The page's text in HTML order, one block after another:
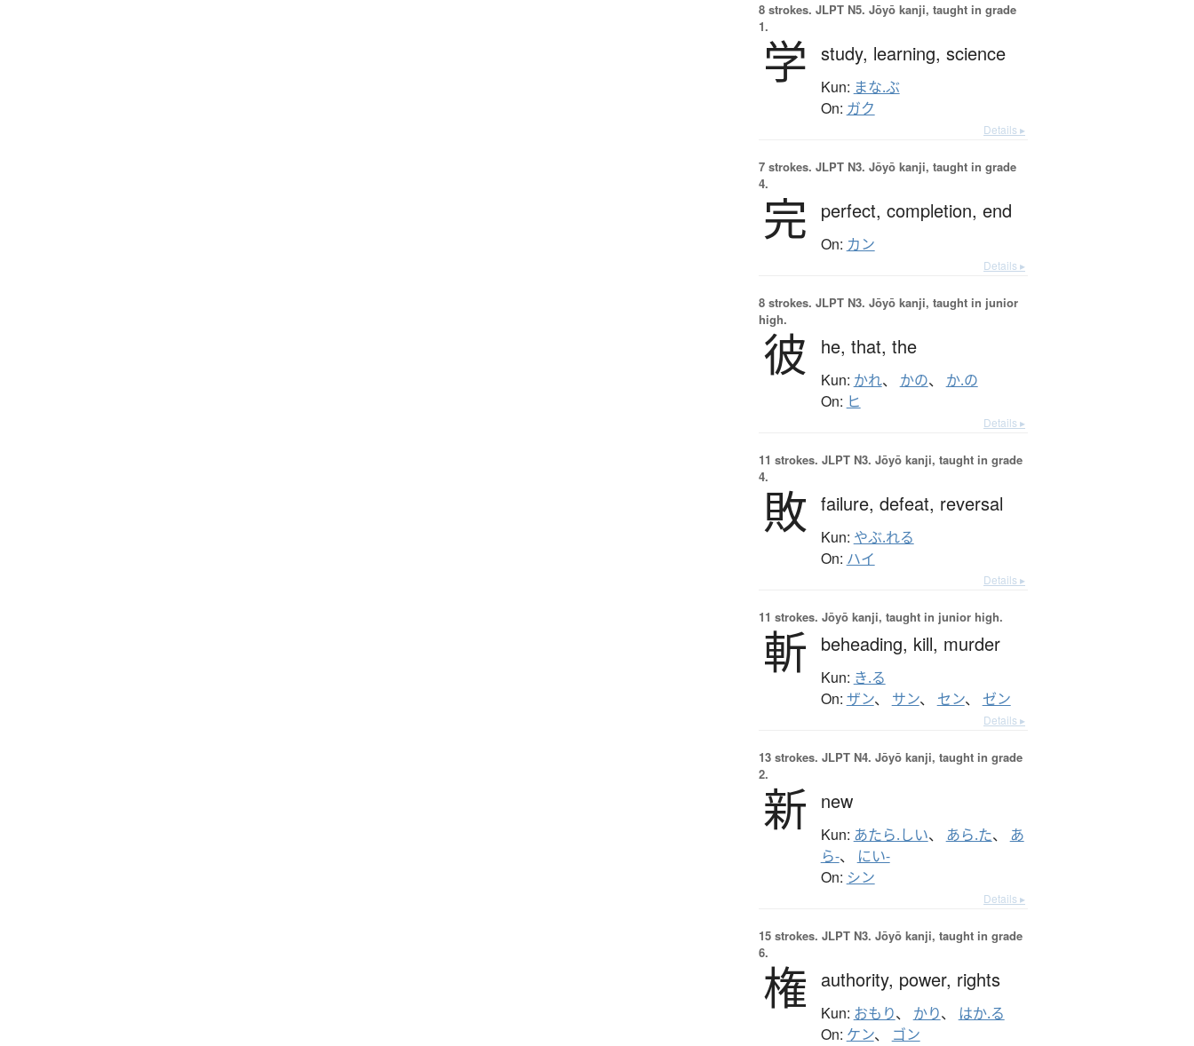
8 strokes. JLPT N5. Jōyō kanji, taught in grade
1.
学 study, learning, science
Kun: まな.ぶ
On: ガク
Details ▸
7 strokes. JLPT N3. Jōyō kanji, taught in grade
4.
完 perfect, completion, end
On: カン
Details ▸
8 strokes. JLPT N3. Jōyō kanji, taught in junior
high.
彼 he, that, the
Kun: かれ、 かの、 か.の
On: ヒ
Details ▸
11 strokes. JLPT N3. Jōyō kanji, taught in grade
4.
敗 failure, defeat, reversal
Kun: やぶ.れる
On: ハイ
Details ▸
11 strokes. Jōyō kanji, taught in junior high.
斬 beheading, kill, murder
Kun: き.る
On: ザン、 サン、 セン、 ゼン
Details ▸
13 strokes. JLPT N4. Jōyō kanji, taught in grade
2.
新 new
Kun: あたら.しい、 あら.た、 あ
ら-、 にい-
On: シン
Details ▸
15 strokes. JLPT N3. Jōyō kanji, taught in grade
6.
権 authority, power, rights
Kun: おもり、 かり、 はか.る
On: ケン、 ゴン